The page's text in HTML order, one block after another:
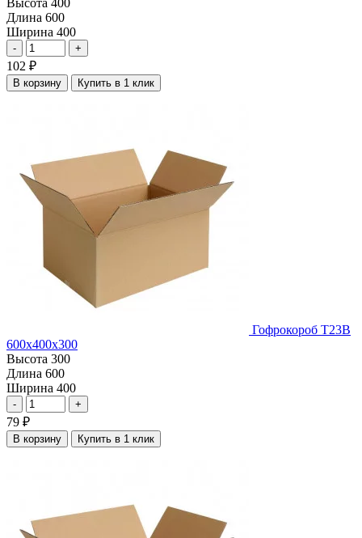
Высота 400
Длина 600
Ширина 400
- +
102 ₽
В корзину Купить в 1 клик
Гофрокороб Т23В
600х400х300
Высота 300
Длина 600
Ширина 400
- +
79 ₽
В корзину Купить в 1 клик